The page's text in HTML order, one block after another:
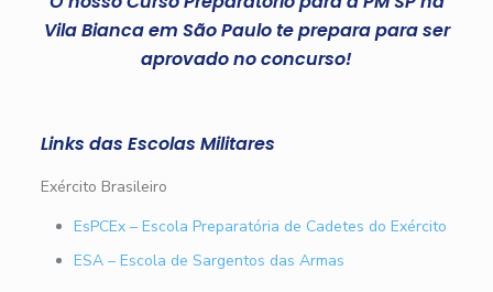
Vila Bianca em São Paulo te prepara para ser
aprovado no concurso!
Links das Escolas Militares
Exército Brasileiro
EsPCEx – Escola Preparatória de Cadetes do Exército
ESA – Escola de Sargentos das Armas